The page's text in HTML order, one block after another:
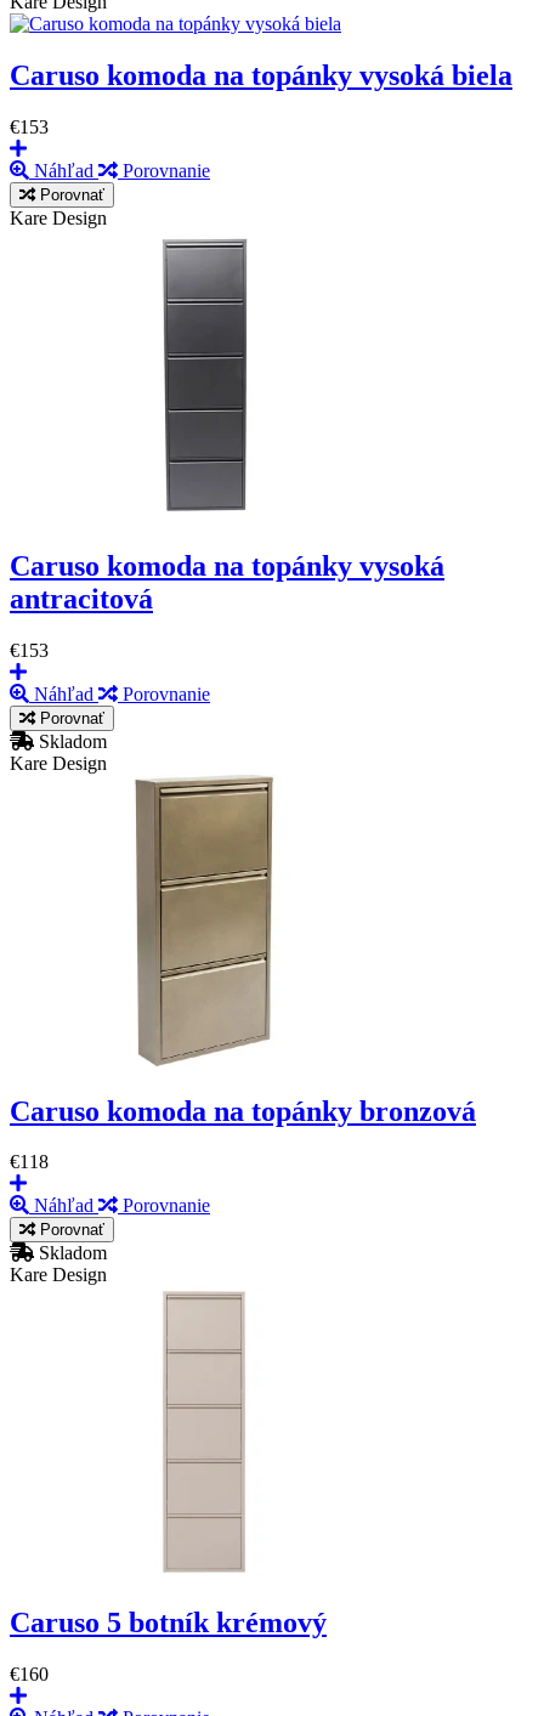
Caruso komoda na topánky vysoká biela
€153
Náhľad Porovnanie
Porovnať
Kare Design
Caruso komoda na topánky vysoká
antracitová
€153
Náhľad Porovnanie
Porovnať
Skladom
Kare Design
Caruso komoda na topánky bronzová
€118
Náhľad Porovnanie
Porovnať
Skladom
Kare Design
Caruso 5 botník krémový
€160